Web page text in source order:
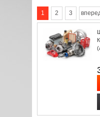
1 2 3